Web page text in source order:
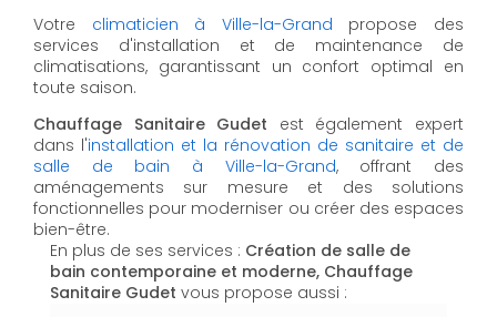
Votre climaticien à Ville-la-Grand propose des
services d'installation et de maintenance de
climatisations, garantissant un confort optimal en
toute saison.
Chauffage Sanitaire Gudet est également expert
dans l'installation et la rénovation de sanitaire et de
salle de bain à Ville-la-Grand, offrant des
aménagements sur mesure et des solutions
fonctionnelles pour moderniser ou créer des espaces
bien-être.
En plus de ses services : Création de salle de
bain contemporaine et moderne, Chauffage
Sanitaire Gudet vous propose aussi :